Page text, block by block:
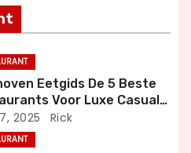
Eetgids De 5 Beste
Voor Luxe Casual
Momenten
2025 Rick